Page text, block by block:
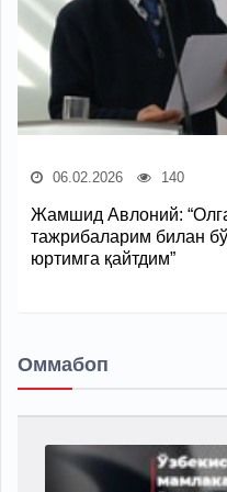
06.02.2026 140
Жамшид Авлоний:
тажрибаларим билан
юртимга қайтдим”
Оммабоп